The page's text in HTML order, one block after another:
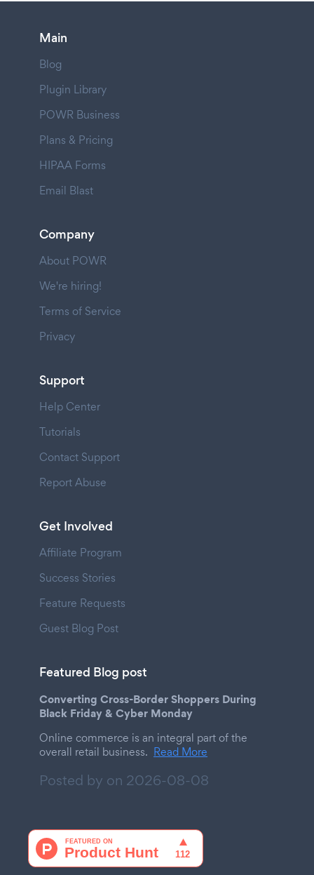
Main
Blog
Plugin Library
POWR Business
Plans & Pricing
HIPAA Forms
Email Blast
Company
About POWR
We're hiring!
Terms of Service
Privacy
Support
Help Center
Tutorials
Contact Support
Report Abuse
Get Involved
Affiliate Program
Success Stories
Feature Requests
Guest Blog Post
Featured Blog post
Converting Cross-Border Shoppers During
Black Friday & Cyber Monday
Online commerce is an integral part of the
overall retail business. Read More
Posted by on 2026-08-08